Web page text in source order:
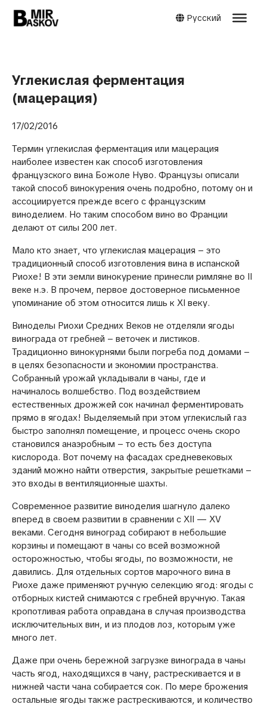
Русский
Углекислая ферментация
(мацерация)
17/02/2016
Термин углекислая ферментация или мацерация
наиболее известен как способ изготовления
французского вина Божоле Нуво. Французы описали
такой способ винокурения очень подробно, потому он и
ассоциируется прежде всего с французским
виноделием. Но таким способом вино во Франции
делают от силы 200 лет.
Мало кто знает, что углекислая мацерация – это
традиционный способ изготовления вина в испанской
Риохе! В эти земли винокурение принесли римляне во II
веке н.э. В прочем, первое достоверное письменное
упоминание об этом относится лишь к XI веку.
Виноделы Риохи Средних Веков не отделяли ягоды
винограда от гребней – веточек и листиков.
Традиционно винокурнями были погреба под домами –
в целях безопасности и экономии пространства.
Собранный урожай укладывали в чаны, где и
начиналось волшебство. Под воздействием
естественных дрожжей сок начинал ферментировать
прямо в ягодах! Выделяемый при этом углекислый газ
быстро заполнял помещение, и процесс очень скоро
становился анаэробным – то есть без доступа
кислорода. Вот почему на фасадах средневековых
зданий можно найти отверстия, закрытые решетками –
это входы в вентиляционные шахты.
Современное развитие виноделия шагнуло далеко
вперед в своем развитии в сравнении с XII — XV
веками. Сегодня виноград собирают в небольшие
корзины и помещают в чаны со всей возможной
осторожностью, чтобы ягоды, по возможности, не
давились. Для отдельных сортов марочного вина в
Риохе даже применяют ручную селекцию ягод: ягоды с
отборных кистей снимаются с гребней вручную. Такая
кропотливая работа оправдана в случая производства
исключительных вин, и из плодов лоз, которым уже
много лет.
Даже при очень бережной загрузке винограда в чаны
часть ягод, находящихся в чану, растрескивается и в
нижней части чана собирается сок. По мере брожения
остальные ягоды также растрескиваются, и количество